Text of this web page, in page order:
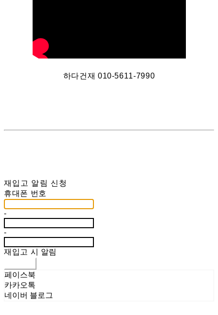
하다건재 010-5611-7990
재입고 알림 신청
휴대폰 번호
-
-
재입고 시 알림
페이스북
카카오톡
네이버 블로그